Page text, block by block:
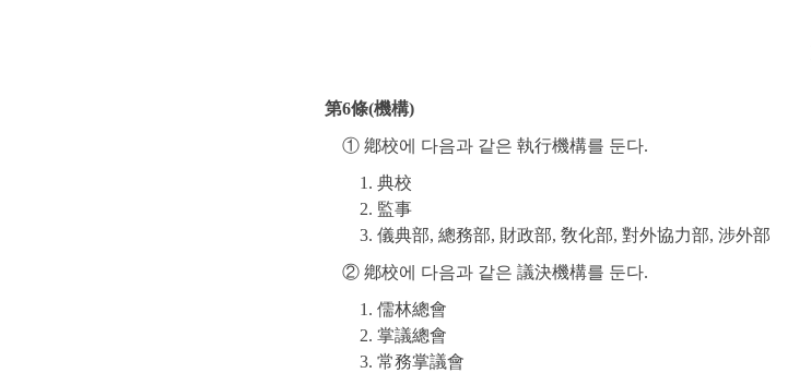
第6條(機構)
① 鄕校에 다음과 같은 執行機構를 둔다.
1. 典校
2. 監事
3. 儀典部, 總務部, 財政部, 敎化部, 對外協力部, 涉外部
② 鄕校에 다음과 같은 議決機構를 둔다.
1. 儒林總會
2. 掌議總會
3. 常務掌議會